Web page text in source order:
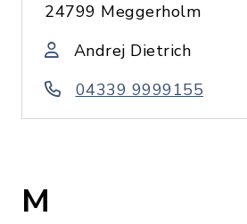
24799 Meggerholm
Andrej Dietrich
04339 9999155
M